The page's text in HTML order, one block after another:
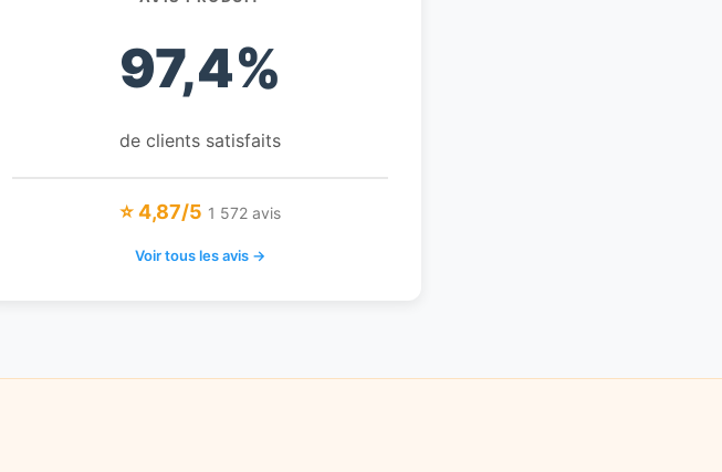
97,4%
de clients satisfaits
⭐ 4,87/5 1 572 avis
Voir tous les avis →